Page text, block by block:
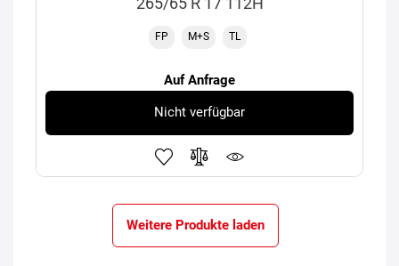
FP M+S TL
Auf Anfrage
Nicht verfügbar
Weitere Produkte laden